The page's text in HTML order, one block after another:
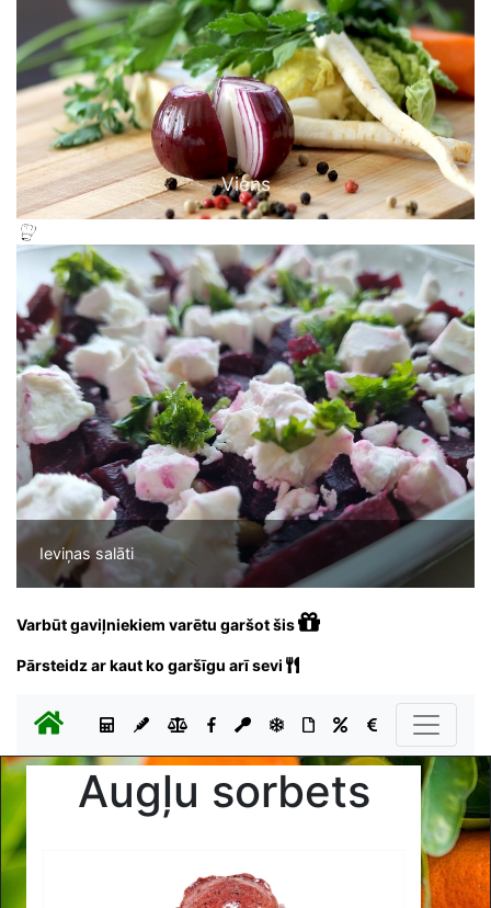
Viens
Ieviņas salāti
Varbūt gaviļniekiem varētu garšot šis
Pārsteidz ar kaut ko garšīgu arī sevi
Augļu sorbets